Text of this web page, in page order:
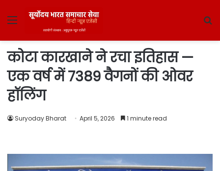
Menu
कोटा कारखाने ने रचा इतिहास —
एक वर्ष में 7389 वैगनों की ओवर
हॉलिंग
Suryoday Bharat April 5, 2026 1 minute read